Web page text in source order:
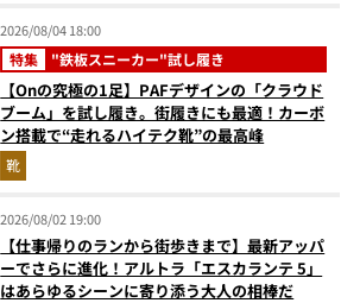
2026/08/04 18:00
特集 "鉄板スニーカー"試し履き
【Onの究極の1足】PAFデザインの「クラウド
ブーム」を試し履き。街履きにも最適！カーボ
ン搭載で“走れるハイテク靴”の最高峰
靴
2026/08/02 19:00
【仕事帰りのランから街歩きまで】最新アッパ
ーでさらに進化！アルトラ「エスカランテ 5」
はあらゆるシーンに寄り添う大人の相棒だ